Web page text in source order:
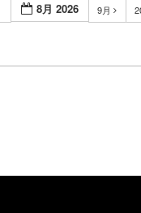
8月 2026 9月